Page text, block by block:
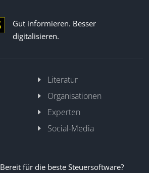
Gut informieren. Besser
digitalisieren.
Literatur
Organisationen
Experten
Social-Media
Bereit für die beste Steuersoftware?